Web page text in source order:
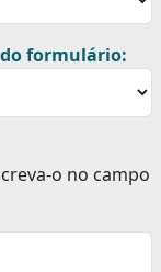
formulário:
o no campo